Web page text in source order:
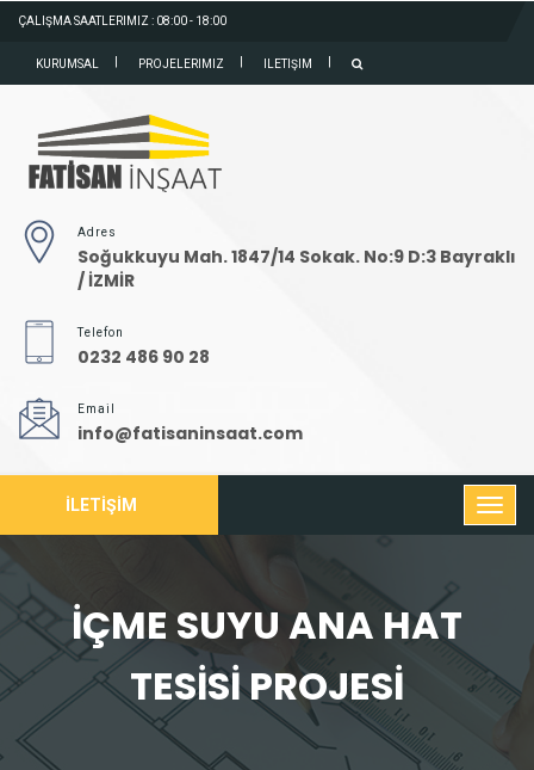
ÇALIŞMA SAATLERIMIZ : 08:00 - 18:00
KURUMSAL PROJELERIMIZ ILETIŞIM
Adres
Soğukkuyu Mah. 1847/14 Sokak. No:9 D:3 Bayraklı
/ İZMİR
Telefon
0232 486 90 28
Email
info@fatisaninsaat.com
İLETİŞİM
İÇME SUYU ANA HAT
TESİSİ PROJESİ